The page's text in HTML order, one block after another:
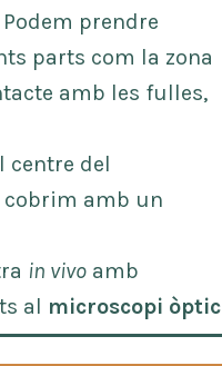
prendre
parts com la zona
amb les fulles,
centre del
cobrim amb un
in vivo amb
al microscopi òptic